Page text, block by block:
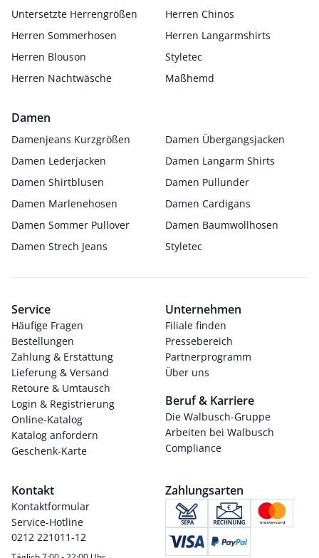
Untersetzte Herrengrößen
Herren Chinos
Herren Sommerhosen
Herren Langarmshirts
Herren Blouson
Styletec
Herren Nachtwäsche
Maßhemd
Damen
Damenjeans Kurzgrößen
Damen Übergangsjacken
Damen Lederjacken
Damen Langarm Shirts
Damen Shirtblusen
Damen Pullunder
Damen Marlenehosen
Damen Cardigans
Damen Sommer Pullover
Damen Baumwollhosen
Damen Strech Jeans
Styletec
Service
Häufige Fragen
Bestellungen
Zahlung & Erstattung
Lieferung & Versand
Retoure & Umtausch
Login & Registrierung
Online-Katalog
Katalog anfordern
Geschenk-Karte
Unternehmen
Filiale finden
Pressebereich
Partnerprogramm
Über uns
Beruf & Karriere
Die Walbusch-Gruppe
Arbeiten bei Walbusch
Compliance
Kontakt
Kontaktformular
Service-Hotline
0212 221011-12
Zahlungsarten